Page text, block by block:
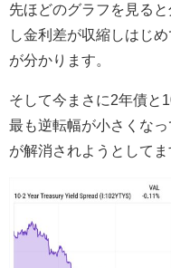
先ほどのグラフを見る
し金利差が収縮しはじ
が分かります。
そして今まさに2年債と
最も逆転幅が小さくな
が解消されようとしてま